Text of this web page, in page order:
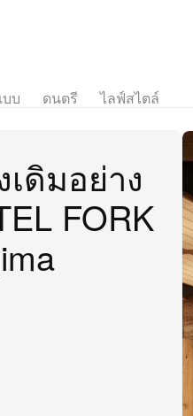
บ ดนตรี ไลฟ์สไตล์
ดิมอย่าง
FORK